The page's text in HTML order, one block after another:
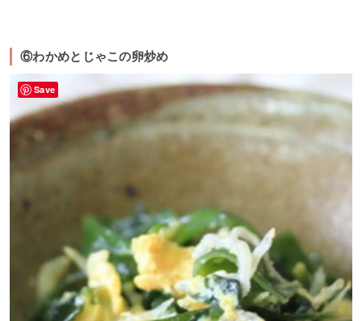
⑥わかめとじゃこの卵炒め
Save